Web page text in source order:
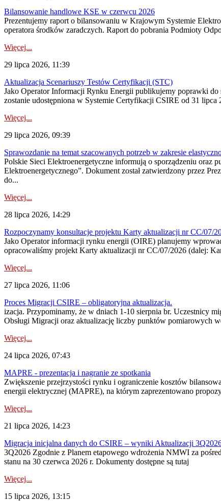
Bilansowanie handlowe KSE w czerwcu 2026
Prezentujemy raport o bilansowaniu w Krajowym Systemie
operatora środków zaradczych. Raport do pobrania Podmioty
Więcej...
29 lipca 2026, 11:39
Aktualizacja Scenariuszy Testów Certyfikacji (STC)
Jako Operator Informacji Rynku Energii publikujemy poprawki
zostanie udostępniona w Systemie Certyfikacji CSIRE od 31
Więcej...
29 lipca 2026, 09:39
Sprawozdanie na temat szacowanych potrzeb w zakresie
Polskie Sieci Elektroenergetyczne informują o sporządzeniu oraz
Elektroenergetycznego”. Dokument został zatwierdzony przez
do...
Więcej...
28 lipca 2026, 14:29
Rozpoczynamy konsultacje projektu Karty aktualizacji nr CC/07/
Jako Operator informacji rynku energii (OIRE) planujemy
opracowaliśmy projekt Karty aktualizacji nr CC/07/2026 (dalej:
Więcej...
27 lipca 2026, 11:06
Proces Migracji CSIRE – obligatoryjna aktualizacja.
izacja. Przypominamy, że w dniach 1-10 sierpnia br. Uczestnicy
Obsługi Migracji oraz aktualizację liczby punktów pomiarowych
Więcej...
24 lipca 2026, 07:43
MAPRE - prezentacja i nagranie ze spotkania
Zwiększenie przejrzystości rynku i ograniczenie kosztów
energii elektrycznej (MAPRE), na którym zaprezentowano
Więcej...
21 lipca 2026, 14:23
Migracja inicjalna danych do CSIRE – wyniki Aktualizacji
3Q2026 Zgodnie z Planem etapowego wdrożenia NMWI za
stanu na 30 czerwca 2026 r. Dokumenty dostępne są tutaj
Więcej...
15 lipca 2026, 13:15